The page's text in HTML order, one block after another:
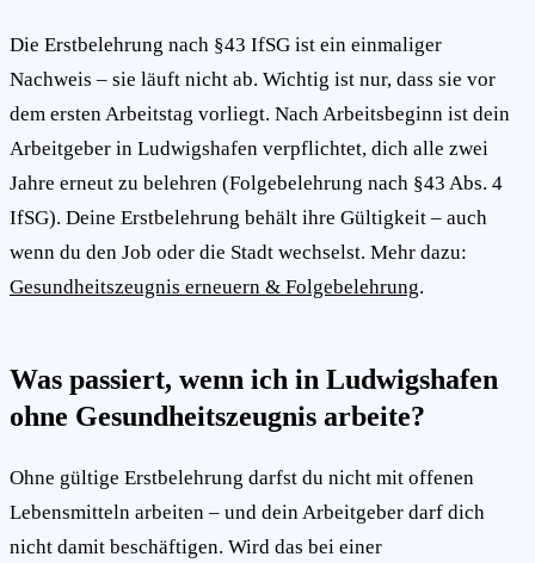
Die Erstbelehrung nach §43 IfSG ist ein einmaliger
Nachweis – sie läuft nicht ab. Wichtig ist nur, dass sie vor
dem ersten Arbeitstag vorliegt. Nach Arbeitsbeginn ist dein
Arbeitgeber in Ludwigshafen verpflichtet, dich alle zwei
Jahre erneut zu belehren (Folgebelehrung nach §43 Abs. 4
IfSG). Deine Erstbelehrung behält ihre Gültigkeit – auch
wenn du den Job oder die Stadt wechselst. Mehr dazu:
Gesundheitszeugnis erneuern & Folgebelehrung.
Was passiert, wenn ich in Ludwigshafen
ohne Gesundheitszeugnis arbeite?
Ohne gültige Erstbelehrung darfst du nicht mit offenen
Lebensmitteln arbeiten – und dein Arbeitgeber darf dich
nicht damit beschäftigen. Wird das bei einer